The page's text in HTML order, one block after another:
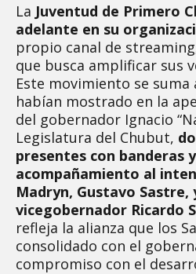
La Juventud de Primero
adelante en su
propio canal de
que busca amplificar sus
Este movimiento se suma
habían mostrado en la
del gobernador Ignacio
Legislatura del Chubut,
presentes con banderas
acompañamiento al
Madryn, Gustavo Sastre,
vicegobernador Ricardo
refleja la alianza que los
consolidado con el
compromiso con el